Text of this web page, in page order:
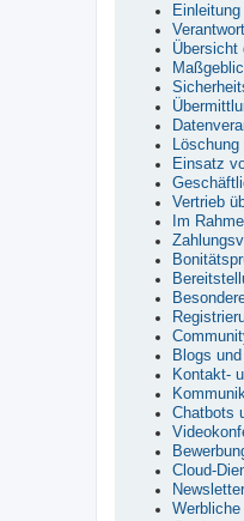
Einleitung
Übersicht
Einsatz
Vertrieb
Im
Blogs
Kontakt-
Chatbots
Cloud-